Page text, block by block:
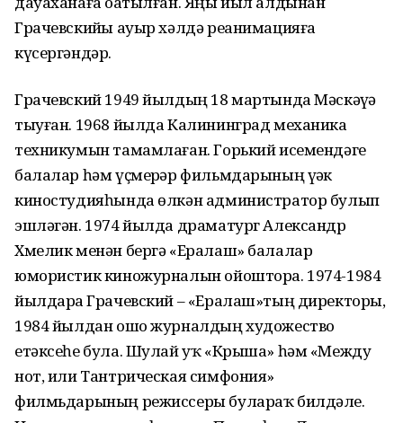
Грачевскийҙы ауыр хәлдә реанимацияға
күсергәндәр.
Грачевский 1949 йылдың 18 мартында Мәскәүҙә
тыуған. 1968 йылда Калининград механика
техникумын тамамлаған. Горький исемендәге
балалар һәм үҫмерҙәр фильмдарының үҙәк
киностудияһында өлкән администратор булып
эшләгән. 1974 йылда драматург Александр
Хмелик менән бергә «Ералаш» балалар
юмористик киножурналын ойоштора. 1974-1984
йылдарҙа Грачевский – «Ералаш»тың директоры,
1984 йылдан ошо журналдың художество
етәксеһе була. Шулай уҡ «Крыша» һәм «Между
нот, или Тантрическая симфония»
филмьдарының режиссеры булараҡ билдәле.